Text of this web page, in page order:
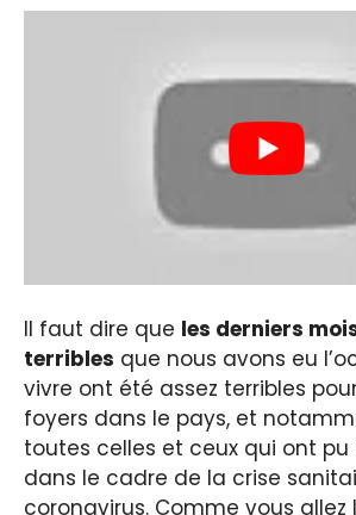
Il faut dire que les derniers
terribles que nous avons eu
vivre ont été assez terribles
foyers dans le pays, et
toutes celles et ceux qui ont
dans le cadre de la crise
coronavirus. Comme vous allez